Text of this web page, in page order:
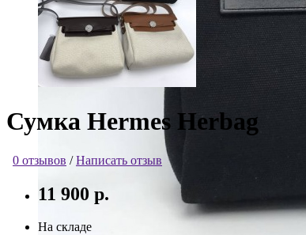
Сумка Hermes Herbag
0 отзывов /Написать отзыв
11 900 р.
На складе